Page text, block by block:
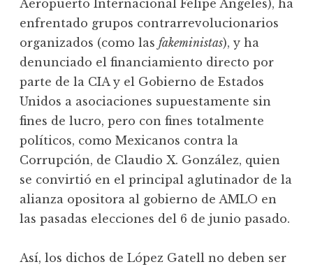
Aeropuerto Internacional Felipe Ángeles), ha
enfrentado grupos contrarrevolucionarios
organizados (como las fakeministas), y ha
denunciado el financiamiento directo por
parte de la CIA y el Gobierno de Estados
Unidos a asociaciones supuestamente sin
fines de lucro, pero con fines totalmente
políticos, como Mexicanos contra la
Corrupción, de Claudio X. González, quien
se convirtió en el principal aglutinador de la
alianza opositora al gobierno de AMLO en
las pasadas elecciones del 6 de junio pasado.
Así, los dichos de López Gatell no deben ser